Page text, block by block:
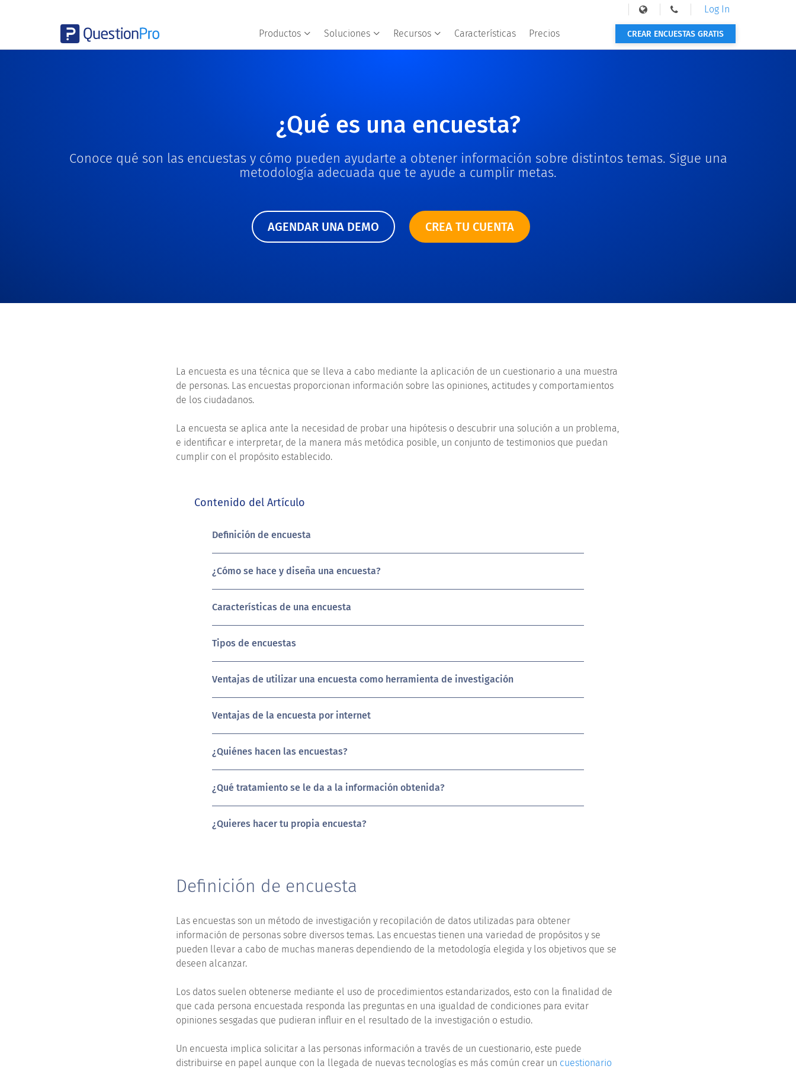
Productos Soluciones Recursos Características Precios
Log In
CREAR ENCUESTAS GRATIS
¿Qué es una encuesta?
Conoce qué son las encuestas y cómo pueden ayudarte a obtener información sobre distintos temas. Sigue una
metodología adecuada que te ayude a cumplir metas.
AGENDAR UNA DEMO CREA TU CUENTA
La encuesta es una técnica que se lleva a cabo mediante la aplicación de un cuestionario a una muestra
de personas. Las encuestas proporcionan información sobre las opiniones, actitudes y comportamientos
de los ciudadanos.
La encuesta se aplica ante la necesidad de probar una hipótesis o descubrir una solución a un problema,
e identificar e interpretar, de la manera más metódica posible, un conjunto de testimonios que puedan
cumplir con el propósito establecido.
Contenido del Artículo
Definición de encuesta
¿Cómo se hace y diseña una encuesta?
Características de una encuesta
Tipos de encuestas
Ventajas de utilizar una encuesta como herramienta de investigación
Ventajas de la encuesta por internet
¿Quiénes hacen las encuestas?
¿Qué tratamiento se le da a la información obtenida?
¿Quieres hacer tu propia encuesta?
Definición de encuesta
Las encuestas son un método de investigación y recopilación de datos utilizadas para obtener
información de personas sobre diversos temas. Las encuestas tienen una variedad de propósitos y se
pueden llevar a cabo de muchas maneras dependiendo de la metodología elegida y los objetivos que se
deseen alcanzar.
Los datos suelen obtenerse mediante el uso de procedimientos estandarizados, esto con la finalidad de
que cada persona encuestada responda las preguntas en una igualdad de condiciones para evitar
opiniones sesgadas que pudieran influir en el resultado de la investigación o estudio.
Un encuesta implica solicitar a las personas información a través de un cuestionario, este puede
distribuirse en papel aunque con la llegada de nuevas tecnologías es más común crear un cuestionario